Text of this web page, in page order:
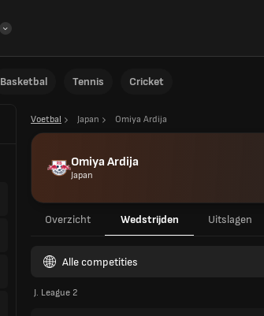
Basketbal Tennis Cricket
Voetbal Japan Omiya Ardija
Omiya Ardija
Japan
Overzicht Wedstrijden Uitslagen
Alle competities
J. League 2